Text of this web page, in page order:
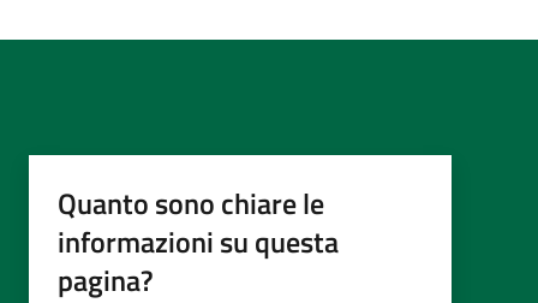
Quanto sono chiare le
informazioni su questa
pagina?